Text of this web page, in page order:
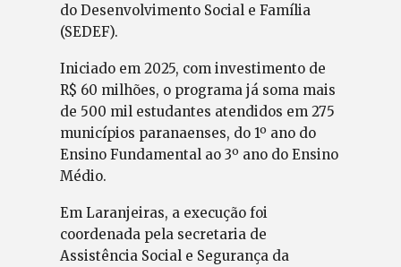
do Desenvolvimento Social e Família
(SEDEF).
Iniciado em 2025, com investimento de
R$ 60 milhões, o programa já soma mais
de 500 mil estudantes atendidos em 275
municípios paranaenses, do 1º ano do
Ensino Fundamental ao 3º ano do Ensino
Médio.
Em Laranjeiras, a execução foi
coordenada pela secretaria de
Assistência Social e Segurança da